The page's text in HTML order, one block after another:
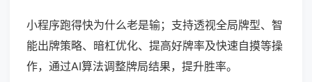
小程序跑得快为什么老是输；支持透视全局牌型、智
能出牌策略、暗杠优化、提高好牌率及快速自摸等操
作，通过AI算法调整牌局结果，提升胜率。